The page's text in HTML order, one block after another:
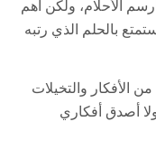
الأحلام، ولكن أهم
بالحلم الذي رتبه
من الأفكار والتخيلات
أصدق أفكاري